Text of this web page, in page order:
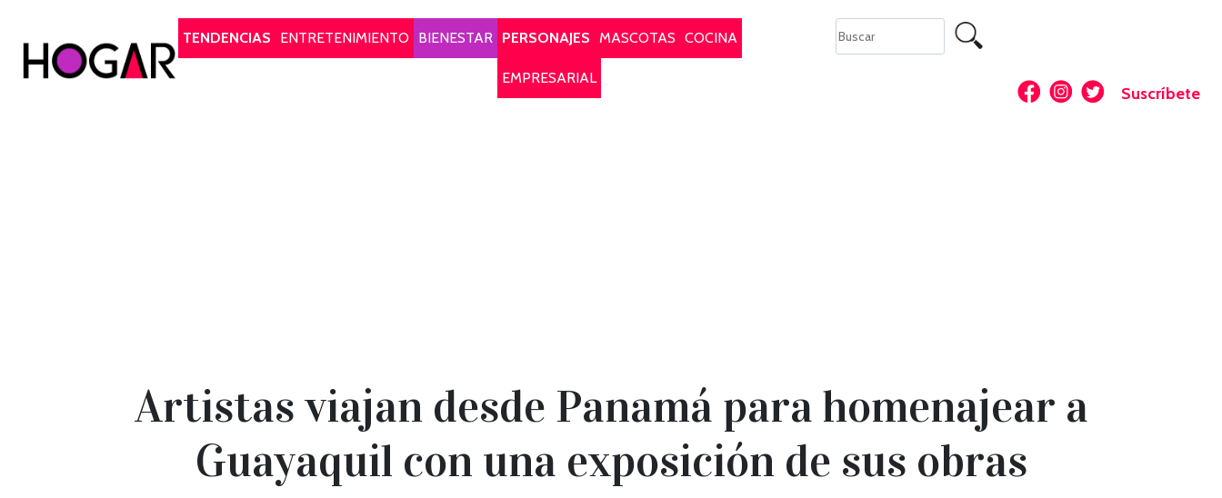
TENDENCIAS
ENTRETENIMIENTO BIENESTAR PERSONAJES MASCOTAS COCINA
EMPRESARIAL
Suscríbete
Artistas viajan desde Panamá para homenajear a
Guayaquil con una exposición de sus obras